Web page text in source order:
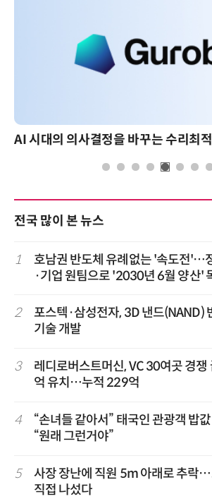
전국 많이 본 뉴스
1
호남권 반도체 유례없는 '속도전'…
·기업 원팀으로 '2030년 6월 양산'
2
포스텍·삼성전자, 3D 낸드(NAND)
기술 개발
3
레디로버스트머신, VC 30여곳 경
억 유치…누적 229억
4
“손녀들 같아서” 태국인 관광객 밥
“원래 그런거야”
5
사장 장난에 직원 5m 아래로 추락
직접 나섰다